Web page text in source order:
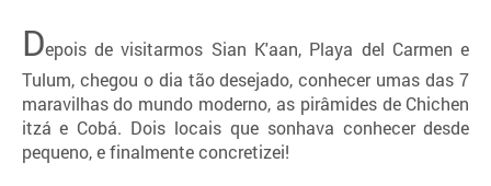
Depois de visitarmos Sian K'aan, Playa del Carmen e
Tulum, chegou o dia tão desejado, conhecer umas das 7
maravilhas do mundo moderno, as pirâmides de Chichen
itzá e Cobá. Dois locais que sonhava conhecer desde
pequeno, e finalmente concretizei!